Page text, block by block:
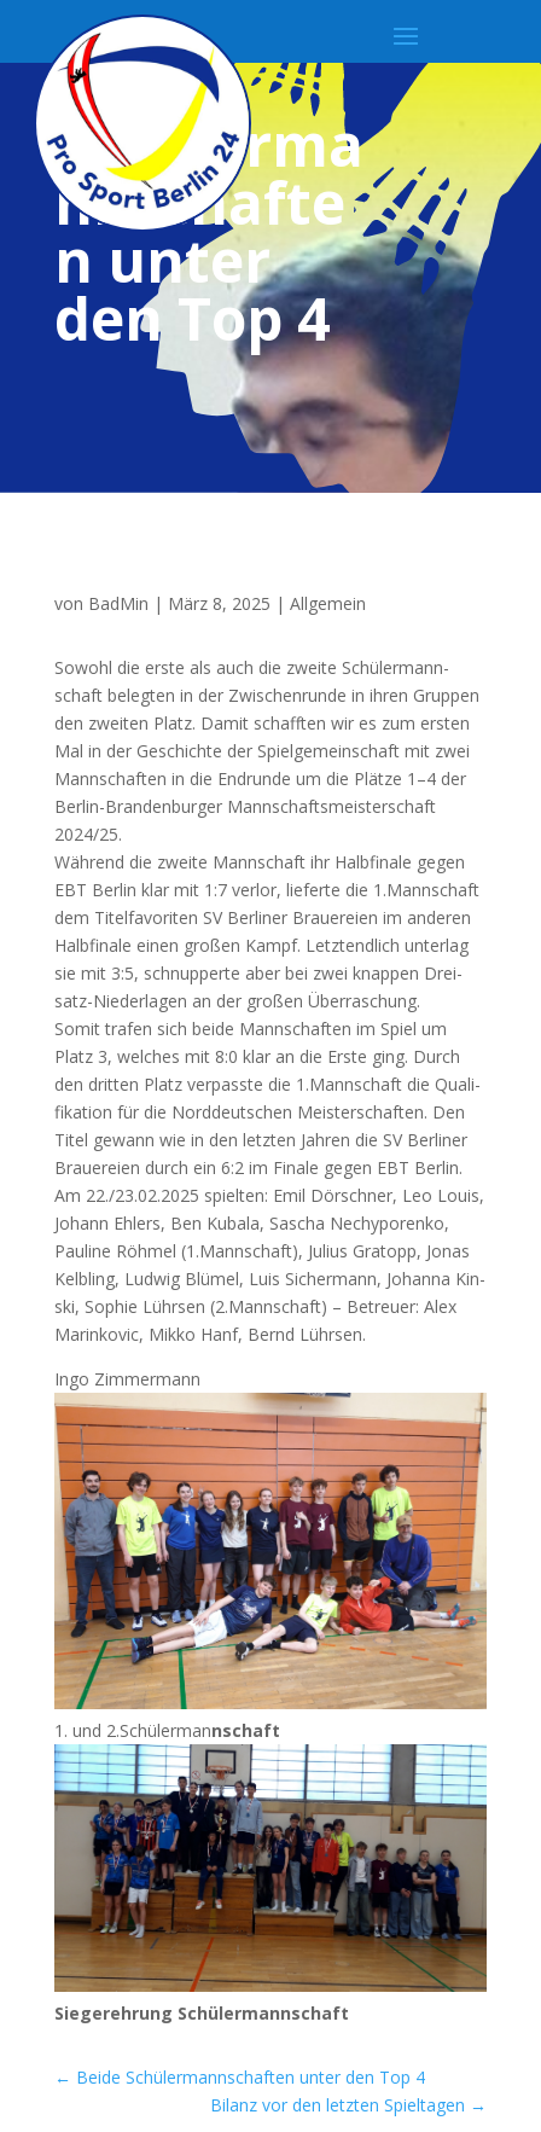
Beide
Schülerma
nnschafte
n unter
den Top 4
von BadMin | März 8, 2025 | Allgemein
Sowohl die ers­te als auch die zwei­te Schü­ler­mann­
schaft beleg­ten in der Zwi­schen­run­de in ihren Grup­pen
den zwei­ten Platz. Damit schaff­ten wir es zum ers­ten
Mal in der Geschich­te der Spiel­ge­mein­schaft mit zwei
Mann­schaf­ten in die End­run­de um die Plät­ze 1–4 der
Ber­lin-Bran­den­bur­ger Mann­schafts­meis­ter­schaft
2024/25.
Wäh­rend die zwei­te Mann­schaft ihr Halb­fi­na­le gegen
EBT Ber­lin klar mit 1:7 ver­lor, lie­fer­te die 1.Mannschaft
dem Titel­fa­vo­ri­ten SVBer­li­ner Braue­rei­en im ande­ren
Halb­fi­na­le einen gro­ßen Kampf. Letzt­end­lich unter­lag
sie mit 3:5, schnup­per­te aber bei zwei knap­pen Drei­
satz-Nie­der­la­gen an der gro­ßen Über­ra­schung.
Somit tra­fen sich bei­de Mann­schaf­ten im Spiel um
Platz 3, wel­ches mit 8:0 klar an die Ers­te ging. Durch
den drit­ten Platz ver­pass­te die 1.Mannschaft die Qua­li­
fi­ka­ti­on für die Nord­deut­schen Meis­ter­schaf­ten. Den
Titel gewann wie in den letz­ten Jah­ren die SVBer­li­ner
Braue­rei­en durch ein 6:2 im Fina­le gegen EBT Ber­lin.
Am 22./23.02.2025 spiel­ten: Emil Dör­sch­ner, Leo Lou­is,
Johann Ehlers, Ben Kuba­la, Sascha Nec­hy­po­ren­ko,
Pau­li­ne Röh­mel (1.Mannschaft), Juli­us Gra­topp, Jonas
Kelb­ling, Lud­wig Blü­mel, Luis Sicher­mann, Johan­na Kin­
ski, Sophie Lühr­sen (2.Mannschaft) – Betreu­er: Alex
Marinko­vic, Mik­ko Hanf, Bernd Lührsen.
Ingo Zim­mer­mann
1. und 2.Schülermannschaft
Sie­ger­eh­rung Schülermannschaft
← Beide Schülermannschaften unter den Top 4
Bilanz vor den letzten Spieltagen →